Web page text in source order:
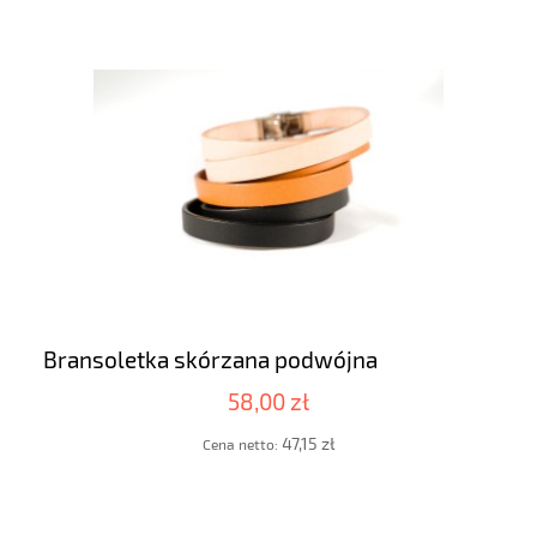
Bransoletka skórzana podwójna
58,00 zł
Cena netto: 47,15 zł